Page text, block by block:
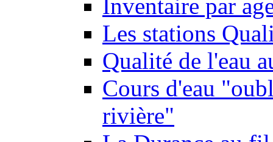
Inventaire par
Les stations
Qualité de l'eau
Cours d'eau
rivière"